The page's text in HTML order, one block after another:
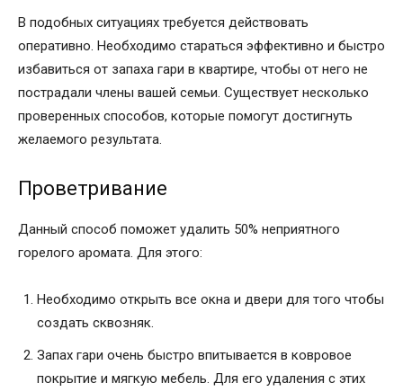
В подобных ситуациях требуется действовать
оперативно. Необходимо стараться эффективно и быстро
избавиться от запаха гари в квартире, чтобы от него не
пострадали члены вашей семьи. Существует несколько
проверенных способов, которые помогут достигнуть
желаемого результата.
Проветривание
Данный способ поможет удалить 50% неприятного
горелого аромата. Для этого:
Необходимо открыть все окна и двери для того чтобы
создать сквозняк.
Запах гари очень быстро впитывается в ковровое
покрытие и мягкую мебель. Для его удаления с этих